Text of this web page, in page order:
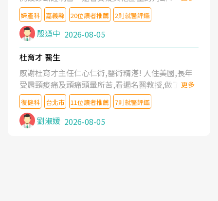
婦產科 嘉義縣 20位讀者推薦 2則就醫評鑑
殷迺中 2026-08-05
杜育才 醫生
感謝杜育才主任仁心仁術,醫術精湛! 人住美國,長年
受肩頸痠痛及頭痛頭暈所苦,看遍名醫教授,做了各種
檢查,也嘗試過西醫打針,中醫針灸及物理徒手治療都
沒有用,後來連吃到嗎啡類止痛藥都效果有限,只是壓
症狀,沒多久就痛起來,多年失眠嚴重影響生活品質.
台灣親友介紹忠孝醫院杜育才主任是頸頭症候群專
更多
復健科 台北市 11位讀者推薦 7則就醫評鑑
劉淑媛 2026-08-05